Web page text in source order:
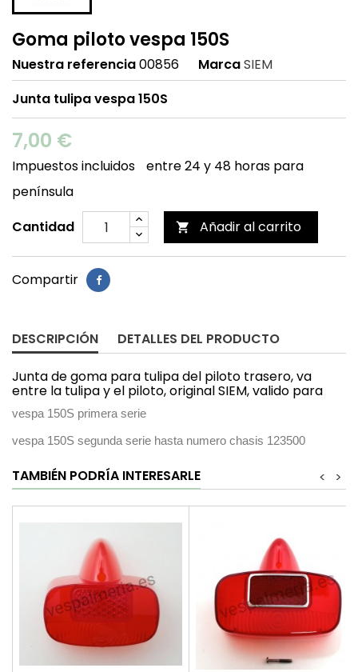
Goma piloto vespa 150S
Nuestra referencia00856 MarcaSIEM
Junta tulipa vespa 150S
7,00 €
Impuestos incluidos
entre 24 y 48 horas para
península
Cantidad
 Añadir al carrito
Compartir
DESCRIPCIÓN DETALLES DEL PRODUCTO
Junta de goma para tulipa del piloto trasero, va
entre la tulipa y el piloto, original SIEM, valido para
vespa 150S primera serie
vespa 150S segunda serie hasta numero chasis 123500
TAMBIÉN PODRÍA INTERESARLE >
<